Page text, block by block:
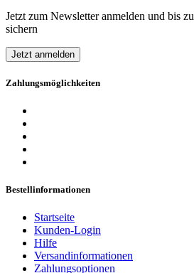
Jetzt zum Newsletter anmelden und bis zu
sichern
Jetzt anmelden
Zahlungsmöglichkeiten
Bestellinformationen
Startseite
Kunden-Login
Hilfe
Versandinformationen
Zahlungsoptionen